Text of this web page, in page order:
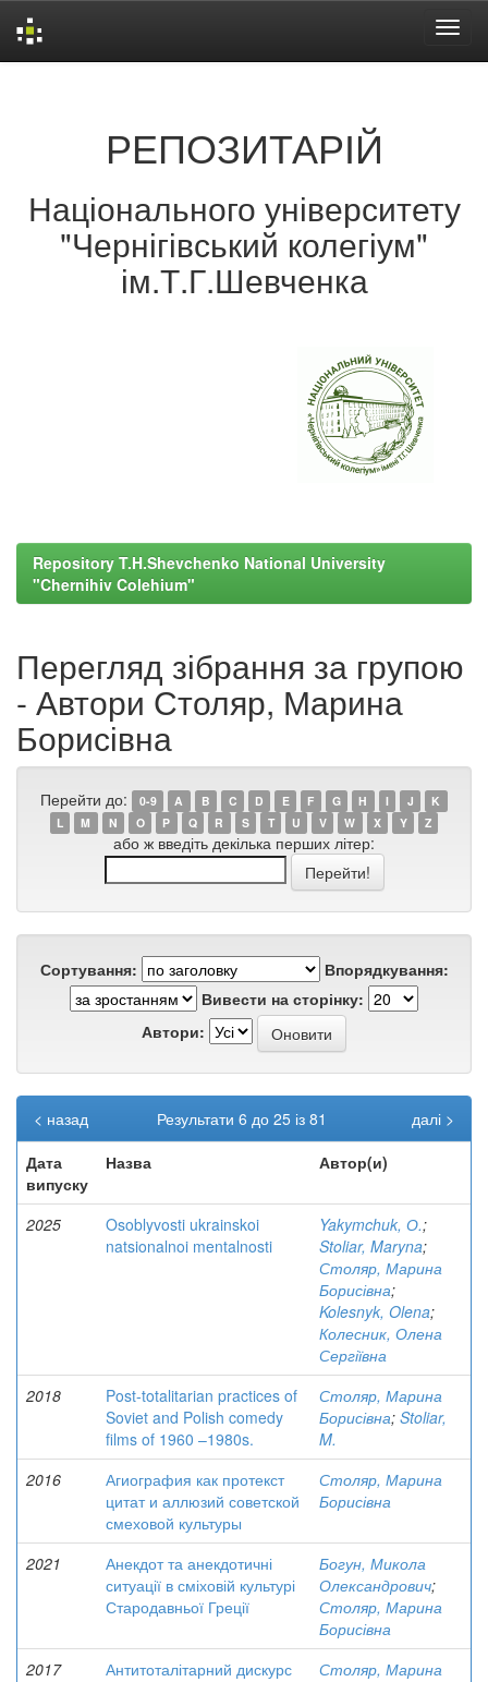
РЕПОЗИТАРІЙ
Національного університету
"Чернігівський колегіум"
ім.Т.Г.Шевченка
Repository T.H.Shevchenko National University
"Chernihiv Colehium"
Перегляд зібрання за групою
- Автори Столяр, Марина
Борисівна
Перейти до: 0-9 A B C D E F G H I J
K
L
M N O P Q R S T U V W X Y Z
або ж введіть декілька перших літер:
Сортування:
Впорядкування:
Вивести на сторінку:
Автори:
Результати 6 до 25 із 81
< назад
далі >
Дата
випуску
Назва Автор(и)
2025
Osoblyvosti ukrainskoi
natsionalnoi mentalnosti
Yakymchuk, О.;
Stoliar, Maryna;
Столяр, Марина
Борисівна;
Kolesnyk, Olena;
Колесник, Олена
Сергіївна
2018
Post-totalitarian practices of
Soviet and Polish comedy
films of 1960 –1980s.
Столяр, Марина
Борисівна; Stoliar,
M.
2016
Агиография как протекст
цитат и аллюзий советской
смеховой культуры
Столяр, Марина
Борисівна
2021
Анекдот та анекдотичні
ситуації в сміховій культурі
Стародавньої Греції
Богун, Микола
Олександрович;
Столяр, Марина
Борисівна
2017
Антитоталітарний дискурс
Столяр, Марина